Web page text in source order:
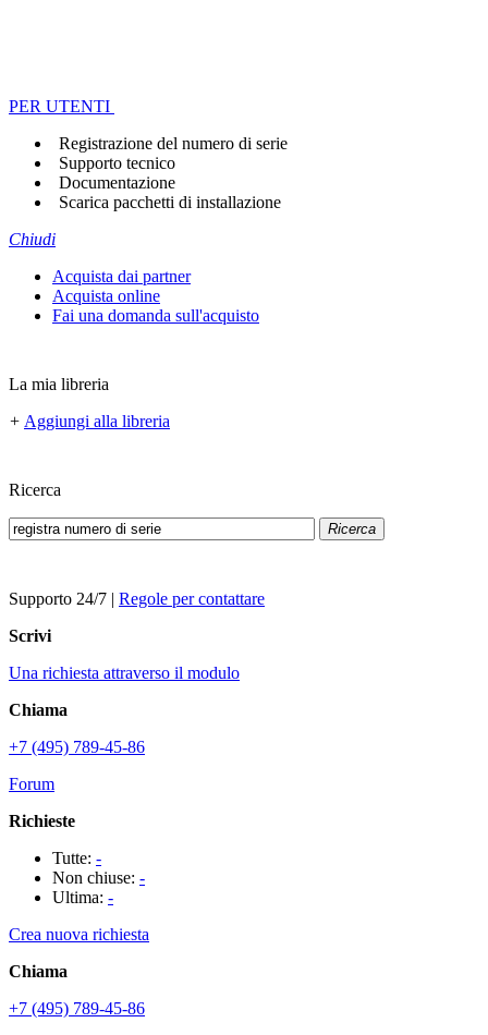
PER UTENTI
Registrazione del numero di serie
Supporto tecnico
Documentazione
Scarica pacchetti di installazione
Chiudi
Acquista dai partner
Acquista online
Fai una domanda sull'acquisto
La mia libreria
+ Aggiungi alla libreria
Ricerca
Ricerca
Supporto 24/7 | Regole per contattare
Scrivi
Una richiesta attraverso il modulo
Chiama
+7 (495) 789-45-86
Forum
Richieste
Tutte: -
Non chiuse: -
Ultima: -
Crea nuova richiesta
Chiama
+7 (495) 789-45-86